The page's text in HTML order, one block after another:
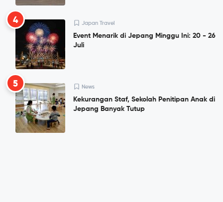
4 Japan Travel
Event Menarik di Jepang Minggu Ini: 20 - 26
Juli
5 News
Kekurangan Staf, Sekolah Penitipan Anak di
Jepang Banyak Tutup